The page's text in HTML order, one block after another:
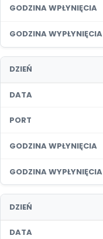
GODZINA WPŁYNIĘCIA
GODZINA WYPŁYNIĘCIA
DZIEŃ
DATA
PORT
GODZINA WPŁYNIĘCIA
GODZINA WYPŁYNIĘCIA
DZIEŃ
DATA